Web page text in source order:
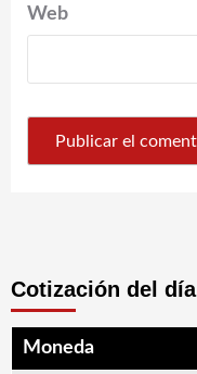
Web
Cotización del día
Moneda